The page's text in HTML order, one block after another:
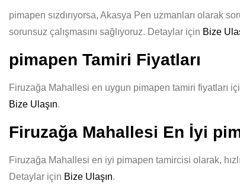
pimapen sızdırıyorsa, Akasya Pen uzmanları olarak
sorunsuz çalışmasını sağlıyoruz. Detaylar için Bize
pimapen Tamiri Fiyatları
Firuzağa Mahallesi en uygun pimapen tamiri fiyatları
Bize Ulaşın.
Firuzağa Mahallesi En İyi
Firuzağa Mahallesi en iyi pimapen tamircisi olarak,
Detaylar için Bize Ulaşın.